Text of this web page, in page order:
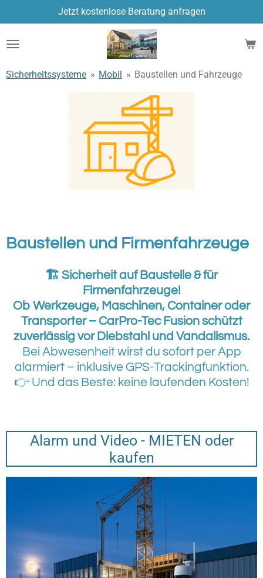
Hauptinhalt
springen
Jetzt kostenlose Beratung anfragen
Sicherheitssysteme » Mobil » Baustellen und Fahrzeuge
Baustellen und Firmenfahrzeuge
🏗️ Sicherheit auf Baustelle & für
Firmenfahrzeuge!
Ob Werkzeuge, Maschinen, Container oder
Transporter – CarPro-Tec Fusion schützt
zuverlässig vor Diebstahl und Vandalismus.
Bei Abwesenheit wirst du sofort per App
alarmiert – inklusive GPS-Trackingfunktion.
👉 Und das Beste: keine laufenden Kosten!
Alarm und Video - MIETEN oder
kaufen